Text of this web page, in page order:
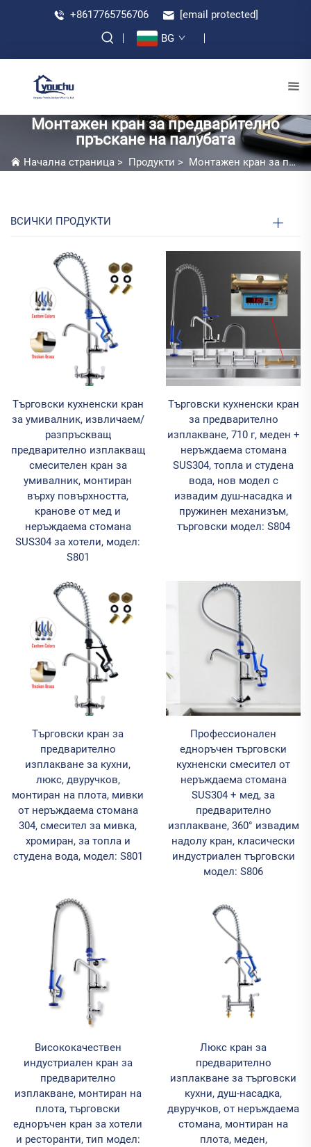
+8617765756706
[email protected]
BG
Монтажен кран за предварително
пръскане на палубата
Начална страница > Продукти > Монтажен кран за предварително пръскане на палубата
ВСИЧКИ ПРОДУКТИ
Търговски кухненски кран
за умивалник, извличаем/
разпръскващ
предварително изплакващ
смесителен кран за
умивалник, монтиран
върху повърхността,
кранове от мед и
неръждаема стомана
SUS304 за хотели, модел:
S801
Търговски кухненски кран
за предварително
изплакване, 710 г, меден +
неръждаема стомана
SUS304, топла и студена
вода, нов модел с
извадим душ-насадка и
пружинен механизъм,
търговски модел: S804
Търговски кран за
предварително
изплакване за кухни,
люкс, двуручков,
монтиран на плота, мивки
от неръждаема стомана
304, смесител за мивка,
хромиран, за топла и
студена вода, модел: S801
Профессионален
едноръчен търговски
кухненски смесител от
неръждаема стомана
SUS304 + мед, за
предварително
изплакване, 360° извадим
надолу кран, класически
индустриален търговски
модел: S806
Висококачествен
индустриален кран за
предварително
изплакване, монтиран на
плота, търговски
едноръчен кран за хотели
и ресторанти, тип модел:
Люкс кран за
предварително
изплакване за търговски
кухни, душ-насадка,
двуручков, от неръждаема
стомана, монтиран на
плота, меден,